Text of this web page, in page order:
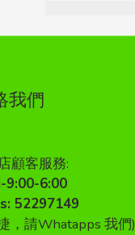
我們
顧客服務:
9:00-6:00
52297149
，請Whatapps 我們)